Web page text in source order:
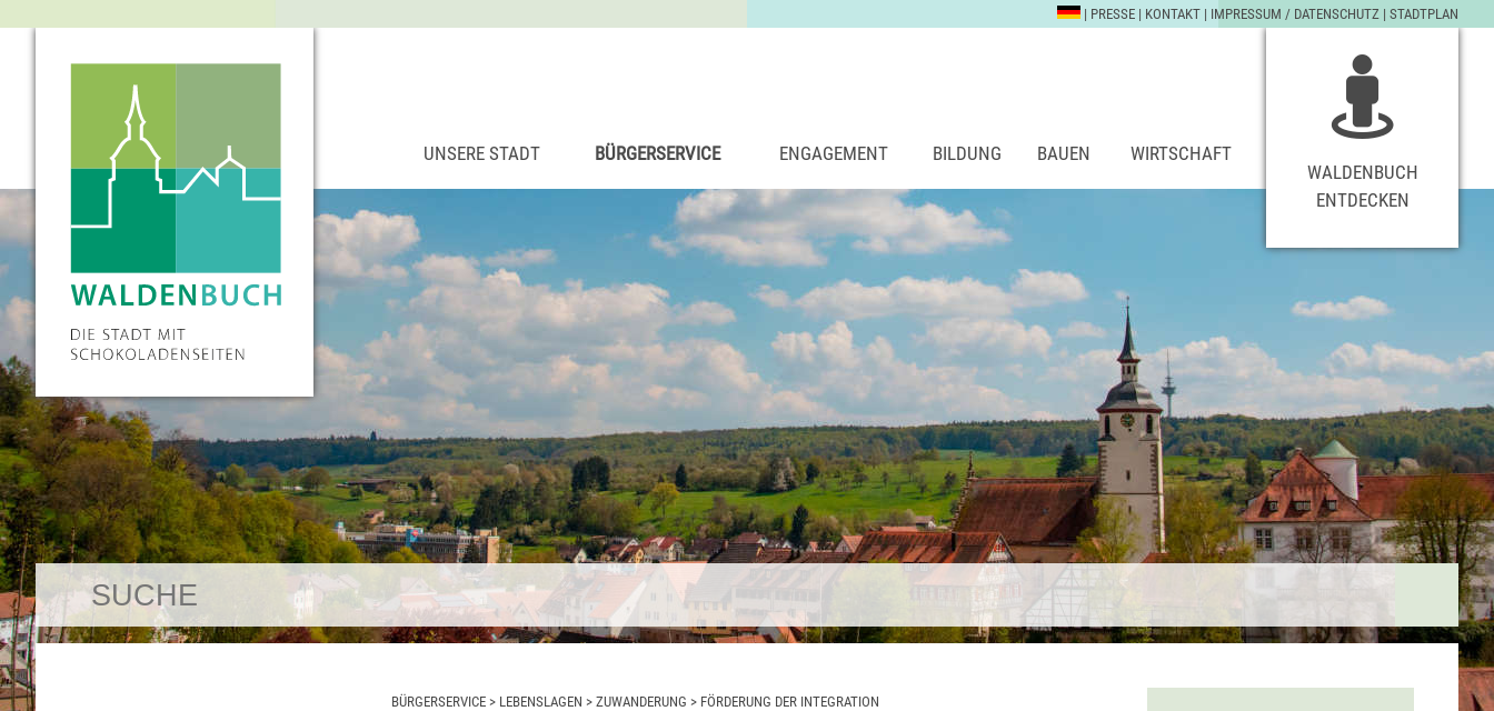
| PRESSE | KONTAKT | IMPRESSUM / DATENSCHUTZ | STADTPLAN
UNSERE STADT BÜRGERSERVICE ENGAGEMENT BILDUNG BAUEN
WIRTSCHAFT
WALDENBUCH
ENTDECKEN
BÜRGERSERVICE > LEBENSLAGEN > ZUWANDERUNG > FÖRDERUNG DER INTEGRATION